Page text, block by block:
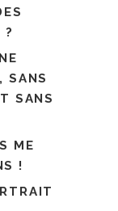
?
SANS
SANS
ME
!